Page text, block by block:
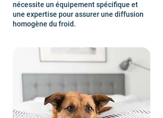
nécessite un équipement spécifique et
une expertise pour assurer une diffusion
homogène du froid.